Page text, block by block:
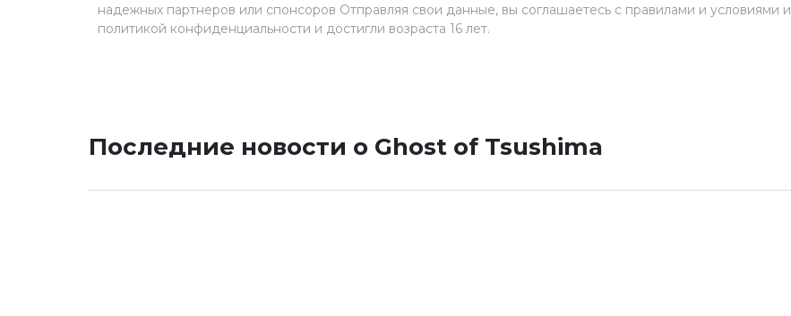
надежных партнеров или спонсоров Отправляя свои данные, вы соглашаетесь с правилами и условиями и
политикой конфиденциальности и достигли возраста 16 лет.
Последние новости о Ghost of Tsushima